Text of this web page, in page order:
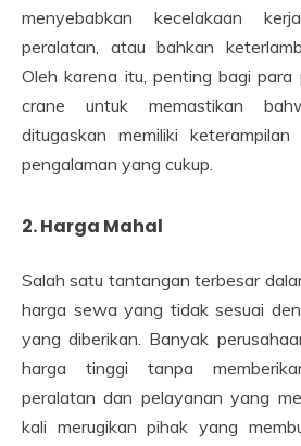
menyebabkan kecelakaan
peralatan, atau bahkan
Oleh karena itu, penting bagi
crane untuk memastikan
ditugaskan memiliki
pengalaman yang cukup.
2. Harga Mahal
Salah satu tantangan terbesar
harga sewa yang tidak sesuai
yang diberikan. Banyak
harga tinggi tanpa
peralatan dan pelayanan yang
kali merugikan pihak yang